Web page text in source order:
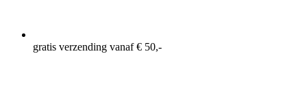
gratis verzending vanaf € 50,-